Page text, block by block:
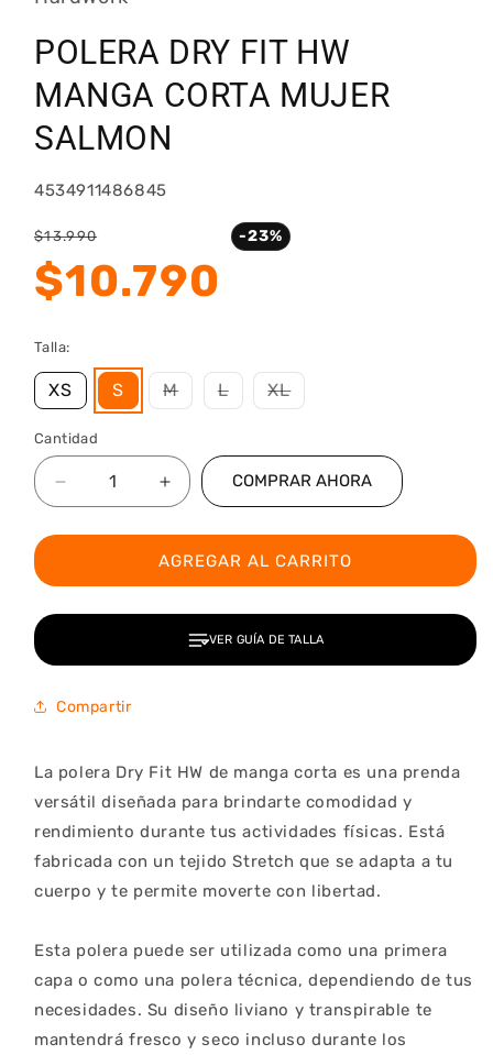
POLERA DRY FIT HW
MANGA CORTA MUJER
SALMON
SKU:
4534911486845
Precio
habitual
$13.990
Precio
de
oferta
$10.790
-23%
Talla:
XS S MVariante
agotada
disponible
LVariante
agotada
disponible
XLVariante
agotada
disponible
Cantidad
Reducir
cantidad
para
Dry
Mujer
Salmon
Aumentar
cantidad
para
Polera
Dry
HW
Manga
AGREGAR AL CARRITO
COMPRAR AHORA
VER GUÍA DE TALLA
Compartir
La polera Dry Fit HW de manga corta es una prenda
versátil diseñada para brindarte comodidad y
rendimiento durante tus actividades físicas. Está
fabricada con un tejido Stretch que se adapta a tu
cuerpo y te permite moverte con libertad.
Esta polera puede ser utilizada como una primera
capa o como una polera técnica, dependiendo de tus
necesidades. Su diseño liviano y transpirable te
mantendrá fresco y seco incluso durante los